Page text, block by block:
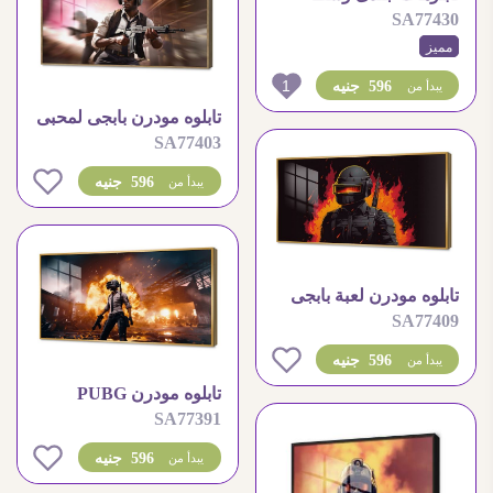
النيران
SA77430
مميز
596 جنيه يبدأ من 1
تابلوه مودرن لعبة بابجى
SA77409
596 جنيه يبدأ من 0
تابلوه مودرن بابجى لمحبى
العاب الحروب
SA77403
596 جنيه يبدأ من
تابلوه مودرن PUBG
SA77391
596 جنيه يبدأ من 0